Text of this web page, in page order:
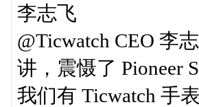
李志飞
@Ticwatch CEO 李
讲，震慑了 Pioneer
我们有 Ticwatch 手